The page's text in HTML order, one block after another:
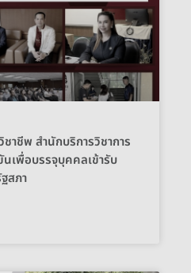
าชีพ สำนักบริการวิชาการ
เพื่อบรรจุบุคคลเข้ารับ
สภา